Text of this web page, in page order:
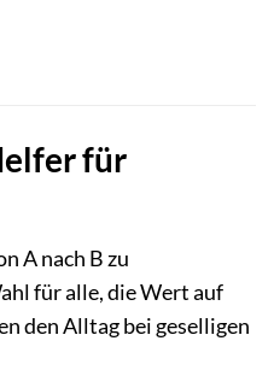
für
A nach B zu
für alle, die Wert auf
den Alltag bei geselligen